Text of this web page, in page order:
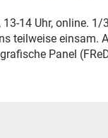
13-14 Uhr, online.
teilweise einsam.
Panel